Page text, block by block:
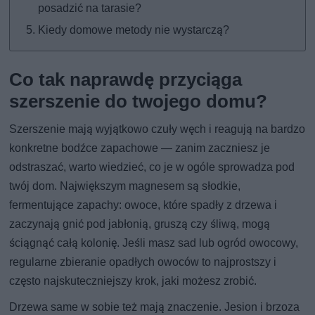
posadzić na tarasie?
Kiedy domowe metody nie wystarczą?
Co tak naprawdę przyciąga
szerszenie do twojego domu?
Szerszenie mają wyjątkowo czuły węch i reagują na bardzo
konkretne bodźce zapachowe — zanim zaczniesz je
odstraszać, warto wiedzieć, co je w ogóle sprowadza pod
twój dom. Największym magnesem są słodkie,
fermentujące zapachy: owoce, które spadły z drzewa i
zaczynają gnić pod jabłonią, gruszą czy śliwą, mogą
ściągnąć całą kolonię. Jeśli masz sad lub ogród owocowy,
regularne zbieranie opadłych owoców to najprostszy i
często najskuteczniejszy krok, jaki możesz zrobić.
Drzewa same w sobie też mają znaczenie. Jesion i brzoza